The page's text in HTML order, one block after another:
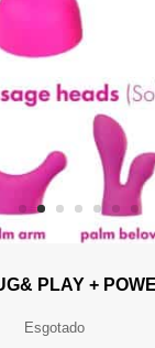
PLAY +
Esgotado